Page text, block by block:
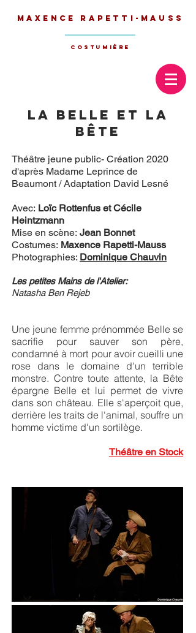
Maxence Rapetti-Mauss
Costumière
La belle et la
bête
Théâtre jeune public- Création 2020
d'après Madame Leprince de
Beaumont / Adaptation David Lesné
Avec: Loïc Rottenfus et Cécile
Heintzmann
Mise en scène: Jean Bonnet
Costumes: Maxence Rapetti-Mauss
Photographies: Dominique Chauvin
Les petites Mains de l'Atelier:
Natasha Ben Rejeb
Une jeune femme prénommée Belle se
sacrifie pour sauver son père,
condamné à mort pour avoir cueilli une
rose dans le domaine d'un terrible
monstre. Contre toute attente, la Bête
épargne Belle et lui permet de vivre
dans son château. Elle s'aperçoit que,
derrière les traits de l'animal, souffre un
homme victime d'un sortilège.
Théâtre en Stock